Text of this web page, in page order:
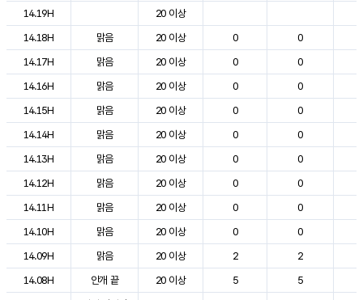
14.19H
20 이상
14.18H
맑음 20 이상 0 0
14.17H
맑음 20 이상 0 0
14.16H
맑음 20 이상 0 0
14.15H
맑음 20 이상 0 0
14.14H
맑음 20 이상 0 0
14.13H
맑음 20 이상 0 0
14.12H
맑음 20 이상 0 0
14.11H
맑음 20 이상 0 0
14.10H
맑음 20 이상 0 0
14.09H
맑음 20 이상 2 2
14.08H
안개 끝 20 이상 5 5